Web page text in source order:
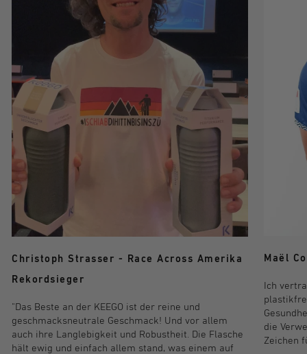
Christoph Strasser - Race Across Amerika
Rekordsieger
"Das Beste an der KEEGO ist der reine und
geschmacksneutrale Geschmack! Und vor allem
auch ihre Langlebigkeit und Robustheit. Die Flasche
hält ewig und einfach allem stand, was einem auf
Maël
Ich
die
Zeichen